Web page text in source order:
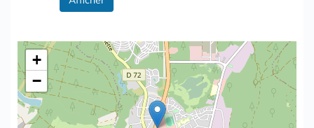
+
−